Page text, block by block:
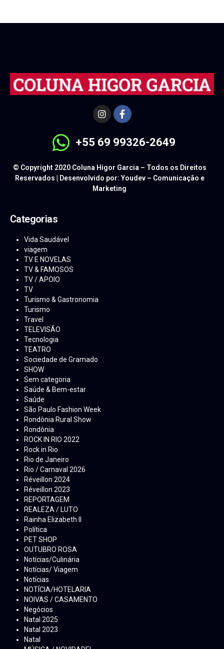
+55 69 99326-2649
© Copyright 2020 Coluna Higor Garcia – Todos os Direitos
Reservados | Desenvolvido por: Youdev – Comunicação e
Marketing
Categorias
Vida Saudável
viagem
TV E NOVELAS
TV & FAMOSOS
TV / APOIO
TV
Turismo & Gastronomia
Turismo
Travel
TELEVISÃO
Tecnologia
TEATRO
Sociedade de Gramado
SHOW
Sem categoria
Saúde & Bem-estar
Saúde
São Paulo Fashion Week
Rondônia Rural Show
Rondônia
ROCK IN RIO 2022
Rock in Rio
Rio de Janeiro
Rio / Carnaval 2026
Réveillon 2024
Réveillon 2023
REPORTAGEM
REALEZA / LUTO
Rainha Elizabeth ll
Política
PET SHOP
OUTUBRO ROSA
Notícias/Culinária
Notícias/ Viagem
Notícias
NOTÍCIA/HOTELARIA
NOIVAS / CASAMENTO
Negócios
Natal 2025
Natal 2023
Natal